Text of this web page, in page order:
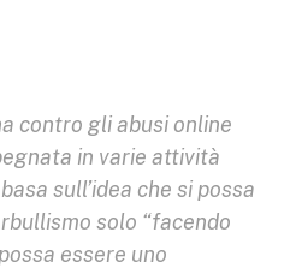
contro gli abusi online
in varie attività
sull’idea che si possa
solo “facendo
essere uno